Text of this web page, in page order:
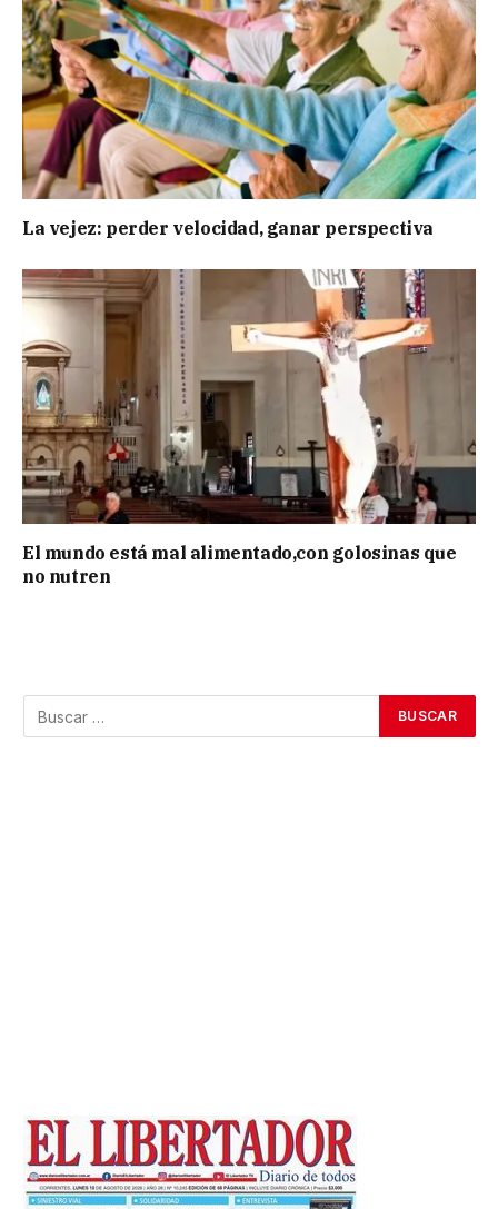
La vejez: perder velocidad, ganar perspectiva
El mundo está mal alimentado,con golosinas que
no nutren